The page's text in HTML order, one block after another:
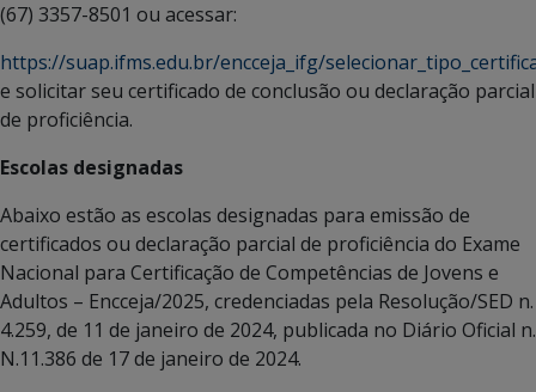
(67) 3357-8501 ou acessar:
https://suap.ifms.edu.br/encceja_ifg/
e solicitar seu certificado de conclusão ou declaração parcial
de proficiência.
Escolas designadas
Abaixo estão as escolas designadas para emissão de
certificados ou declaração parcial de proficiência do Exame
Nacional para Certificação de Competências de Jovens e
Adultos – Encceja/2025, credenciadas pela Resolução/SED n.
4.259, de 11 de janeiro de 2024, publicada no Diário Oficial n.
N.11.386 de 17 de janeiro de 2024.